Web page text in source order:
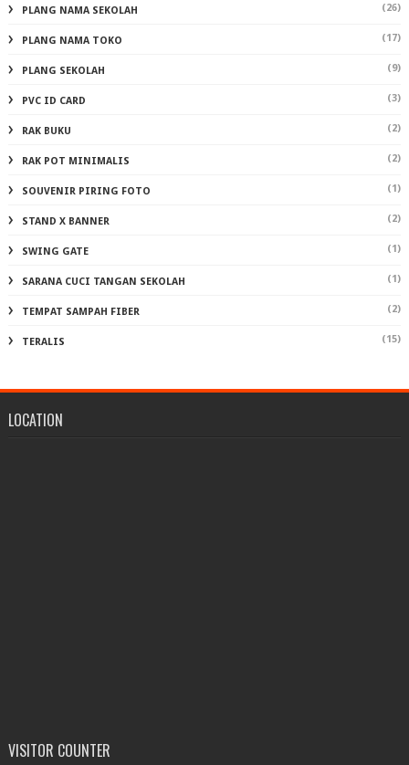
PLANG NAMA SEKOLAH (26)
PLANG NAMA TOKO (17)
PLANG SEKOLAH (9)
PVC ID CARD (3)
RAK BUKU (2)
RAK POT MINIMALIS (2)
SOUVENIR PIRING FOTO (1)
STAND X BANNER (2)
SWING GATE (1)
SARANA CUCI TANGAN SEKOLAH (1)
TEMPAT SAMPAH FIBER (2)
TERALIS (15)
LOCATION
VISITOR COUNTER